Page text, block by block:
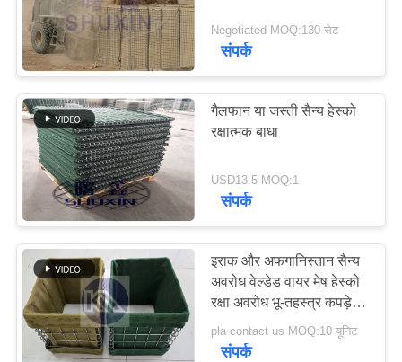
Negotiated MOQ:130 सेट
संपर्क
गैलफान या जस्ती सैन्य हेस्को
रक्षात्मक बाधा
USD13.5 MOQ:1
संपर्क
इराक और अफगानिस्तान सैन्य
अवरोध वेल्डेड वायर मेष हेस्को
रक्षा अवरोध भू-तहस्त्र कपड़े के
साथ
pla contact us MOQ:10 यूनिट
संपर्क